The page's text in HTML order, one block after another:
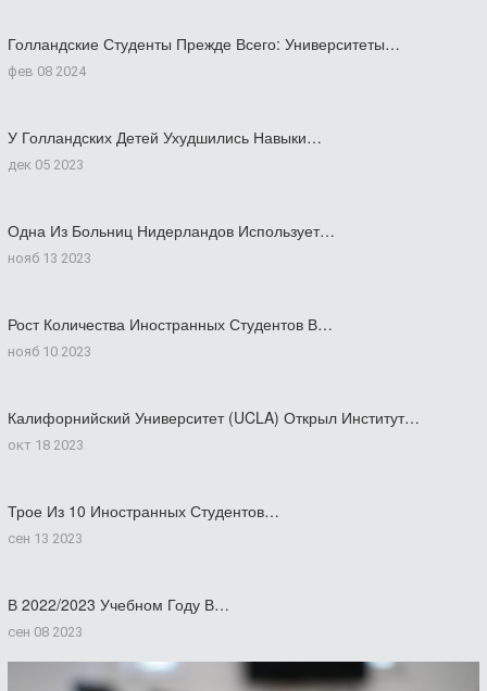
Голландские Студенты Прежде Всего: Университеты…
фев 08 2024
У Голландских Детей Ухудшились Навыки…
дек 05 2023
Одна Из Больниц Нидерландов Использует…
нояб 13 2023
Рост Количества Иностранных Студентов В…
нояб 10 2023
Калифорнийский Университет (UCLA) Открыл Институт…
окт 18 2023
Трое Из 10 Иностранных Студентов…
сен 13 2023
В 2022/2023 Учебном Году В…
сен 08 2023